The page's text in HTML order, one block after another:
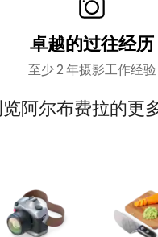
卓越的过往经历
至少 2 年摄影工作经验
阿尔布费拉的更